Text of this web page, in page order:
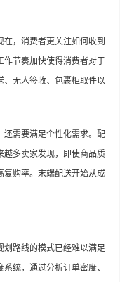
，消费者更关注如何收到
作节奏加快使得消费者对于
、无人签收、包裹柜取件以
还需要满足个性化需求。配
越多卖家发现，即使商品质
复购率。末端配送开始从成
划路线的模式已经难以满足
统，通过分析订单密度、